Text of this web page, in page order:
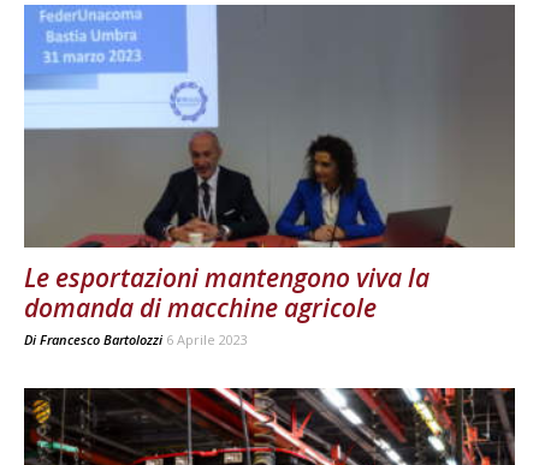
Le esportazioni mantengono viva la
domanda di macchine agricole
Di Francesco Bartolozzi 6 Aprile 2023